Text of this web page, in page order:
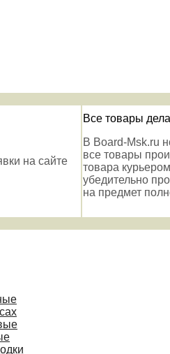
на сайте
Все товары
В Board-Msk.ru
все товары
товара
убедительно
на предмет